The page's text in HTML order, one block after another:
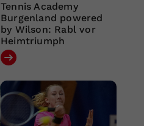
Tennis Academy
Burgenland powered
by Wilson: Rabl vor
Heimtriumph